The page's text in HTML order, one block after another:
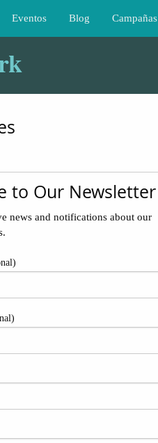
Eventos Blog Campañas
to Our Newsletter
news and notifications about our